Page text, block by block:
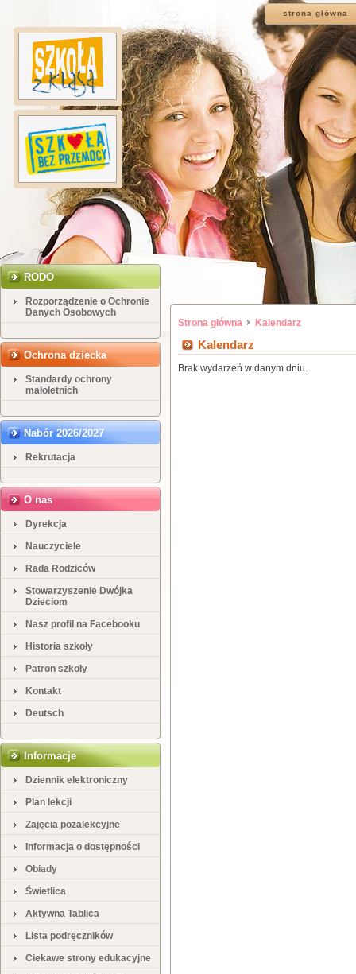
strona główna
RODO
Rozporządzenie o Ochronie
Danych Osobowych
Ochrona dziecka
Standardy ochrony
małoletnich
Nabór 2026/2027
Rekrutacja
O nas
Dyrekcja
Nauczyciele
Rada Rodziców
Stowarzyszenie Dwójka
Dzieciom
Nasz profil na Facebooku
Historia szkoły
Patron szkoły
Kontakt
Deutsch
Informacje
Dziennik elektroniczny
Plan lekcji
Zajęcia pozalekcyjne
Informacja o dostępności
Obiady
Świetlica
Aktywna Tablica
Lista podręczników
Ciekawe strony edukacyjne
Strona główna Kalendarz
Kalendarz
Brak wydarzeń w danym dniu.